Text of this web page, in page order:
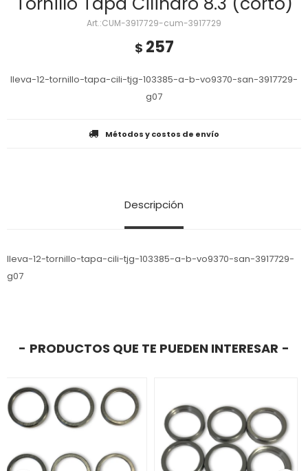
CUM-3917729-cum-3917729
$ 257
lleva-12-tornillo-tapa-cili-tjg-103385-a-b-vo9370-san-3917729-
g07
Métodos y costos de envío
Descripción
lleva-12-tornillo-tapa-cili-tjg-103385-a-b-vo9370-san-3917729-
g07
PRODUCTOS QUE TE PUEDEN INTERESAR